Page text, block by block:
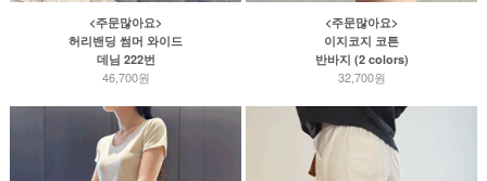
<주문많아요>
허리밴딩 썸머 와이드
데님 222번
46,700원
<주문많아요>
이지코지 코튼
반바지 (2 colors)
32,700원